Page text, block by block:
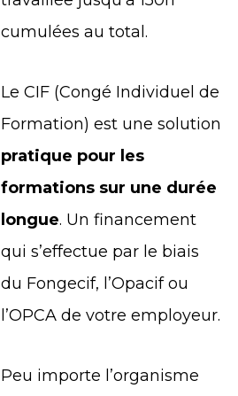
cumulées au total.
Le CIF (Congé Individuel de
Formation) est une solution
pratique pour les
formations sur une durée
longue. Un financement
qui s’effectue par le biais
du Fongecif, l’Opacif ou
l’OPCA de votre employeur.
Peu importe l’organisme